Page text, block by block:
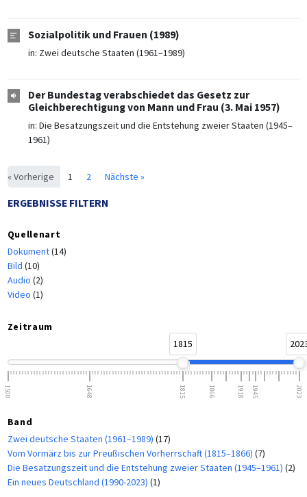
Sozialpolitik und Frauen (1989)
in: Zwei deutsche Staaten (1961–1989)
Der Bundestag verabschiedet das Gesetz zur
Gleichberechtigung von Mann und Frau (3. Mai 1957)
in: Die Besatzungszeit und die Entstehung zweier Staaten (1945–
1961)
« Vorherige 1 2 Nächste »
ERGEBNISSE FILTERN
Quellenart
Dokument(14)
Bild (10)
Audio (2)
Video (1)
Zeitraum
1815
1500 1648 1815 1866 1918 1945 2023
Band
Zwei deutsche Staaten (1961–1989) (17)
Vom Vormärz bis zur Preußischen Vorherrschaft (1815–1866) (7)
Die Besatzungszeit und die Entstehung zweier Staaten (1945–1961) (2)
Ein neues Deutschland (1990-2023) (1)